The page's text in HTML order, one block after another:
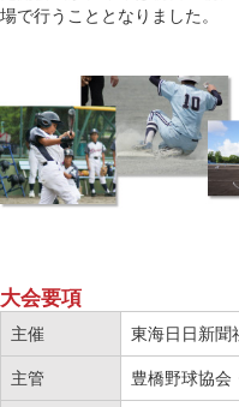
場で行うこととなりました。
大会要項
主催 東海日日新聞
主管 豊橋野球協会